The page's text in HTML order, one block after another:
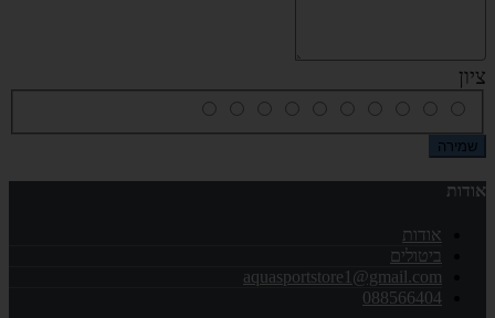
ציון
שמירה
אודות
אודות
ביטולים
aquasportstore1@gmail.com
088566404